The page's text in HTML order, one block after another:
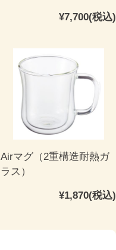
¥7,700(税込)
Airマグ（2重構造耐熱ガ
ラス）
¥1,870(税込)